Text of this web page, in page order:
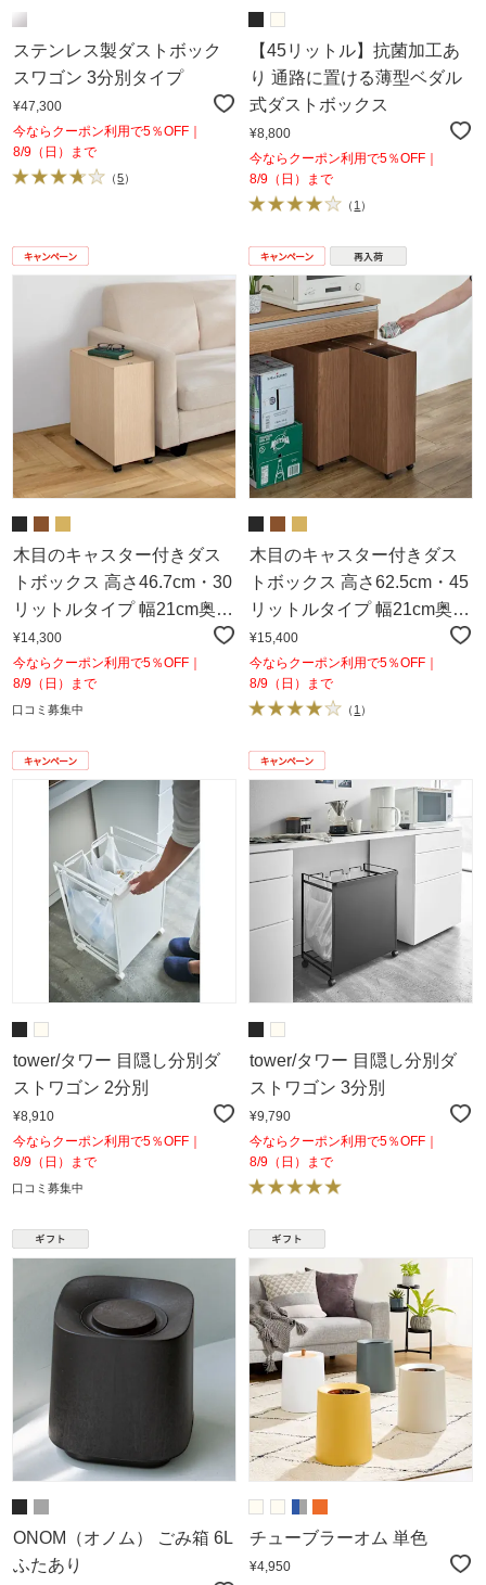
ステンレス製ダストボック
スワゴン 3分別タイプ
¥47,300
今ならクーポン利用で5％OFF｜
8/9（日）まで
（5）
【45リットル】抗菌加工あ
り 通路に置ける薄型ベダル
式ダストボックス
¥8,800
今ならクーポン利用で5％OFF｜
8/9（日）まで
（ 1 ）
木目のキャスター付きダス
トボックス 高さ46.7cm・30
リットルタイプ 幅21cm奥行
44cm
¥14,300
今ならクーポン利用で5％OFF｜
8/9（日）まで
口コミ募集中
木目のキャスター付きダス
トボックス 高さ62.5cm・45
リットルタイプ 幅21cm奥行
44cm
¥15,400
今ならクーポン利用で5％OFF｜
8/9（日）まで
（1）
tower/タワー 目隠し分別ダ
ストワゴン 2分別
¥8,910
今ならクーポン利用で5％OFF｜
8/9（日）まで
口コミ募集中
tower/タワー 目隠し分別ダ
ストワゴン 3分別
¥9,790
今ならクーポン利用で5％OFF｜
8/9（日）まで
ONOM（オノム） ごみ箱 6L
ふたあり
チューブラーオム 単色
¥4,950